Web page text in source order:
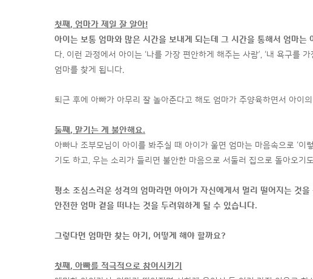
첫째, 엄마가 제일 잘 알아!
아이는 보통 엄마와 많은 시간을 보내게 되는데 그 시간을 통해서 엄마는
다. 이런 과정에서 아이는 ‘나를 가장 편안하게 해주는 사람’, ‘내 욕구를
엄마를 찾게 됩니다.
퇴근 후에 아빠가 아무리 잘 놀아준다고 해도 엄마가 주양육하면서 아이
둘째, 맡기는 게 불안해요.
아빠나 조부모님이 아이를 봐주실 때 아이가 울면 엄마는 마음속으로 ‘
기도 하고, 우는 소리가 들리면 불안한 마음으로 서둘러 집으로 돌아오기
평소 조심스러운 성격의 엄마라면 아이가 자신에게서 멀리 떨어지는 것을
안전한 엄마 곁을 떠나는 것을 두려워하게 될 수 있습니다.
그렇다면 엄마만 찾는 아기, 어떻게 해야 할까요?
첫째, 아빠를 적극적으로 참여시키기